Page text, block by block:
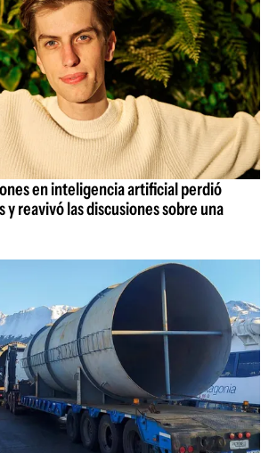
en inteligencia artificial perdió
y reavivó las discusiones sobre una